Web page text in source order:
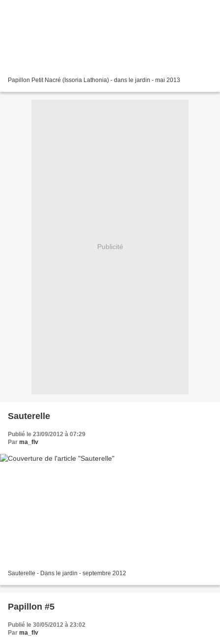
Papillon Petit Nacré (Issoria Lathonia) - dans le jardin - mai 2013
Publicité
Sauterelle
Publié le 23/09/2012 à 07:29
Par ma_flv
Sauterelle - Dans le jardin - septembre 2012
Papillon #5
Publié le 30/05/2012 à 23:02
Par ma_flv